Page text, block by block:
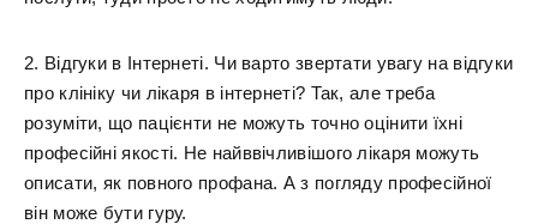
2. Відгуки в Інтернеті. Чи варто звертати увагу на відгуки
про клініку чи лікаря в інтернеті? Так, але треба
розуміти, що пацієнти не можуть точно оцінити їхні
професійні якості. Не найввічливішого лікаря можуть
описати, як повного профана. А з погляду професійної
він може бути гуру.